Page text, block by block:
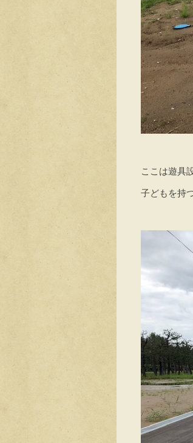
ここは遊具
子どもを持